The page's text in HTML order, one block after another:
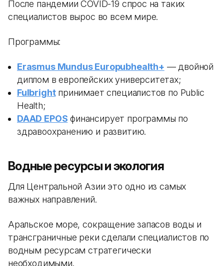
После пандемии COVID-19 спрос на таких
специалистов вырос во всем мире.
Программы:
Erasmus Mundus Europubhealth+ — двойной
диплом в европейских университетах;
Fulbrightпринимает специалистов по Public
Health;
DAAD EPOS финансирует программы по
здравоохранению и развитию.
Водные ресурсы и экология
Для Центральной Азии это одно из самых
важных направлений.
Аральское море, сокращение запасов воды и
трансграничные реки сделали специалистов по
водным ресурсам стратегически
необходимыми.